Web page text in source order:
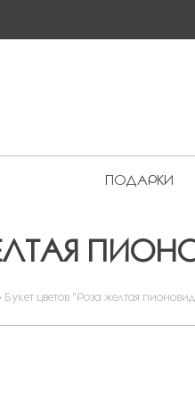
ПОДАРКИ
Букет цветов "Роза желтая